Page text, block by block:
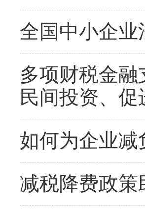
全国中小企
多项财税金
民间投资、
如何为企业
减税降费政